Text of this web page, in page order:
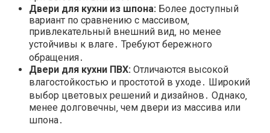
Двери для кухни из шпона: Более доступный
вариант по сравнению с массивом‚
привлекательный внешний вид‚ но менее
устойчивы к влаге․ Требуют бережного
обращения․
Двери для кухни ПВХ: Отличаются высокой
влагостойкостью и простотой в уходе․ Широкий
выбор цветовых решений и дизайнов․ Однако‚
менее долговечны‚ чем двери из массива или
шпона․